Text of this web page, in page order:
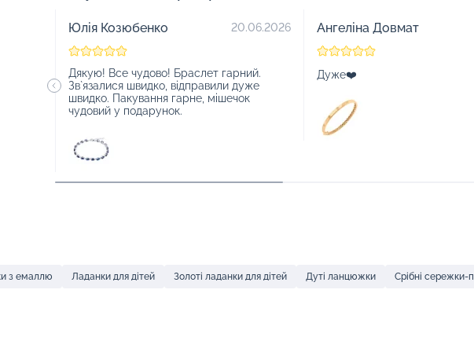
Юлія Козюбенко 20.06.2026
Дякую! Все чудово! Браслет гарний.
Зв`язалися швидко, відправили дуже
швидко. Пакування гарне, мішечок
чудовий у подарунок.
Ангеліна Довмат
Дуже❤️
з емаллю Ладанки для дітей Золоті ладанки для дітей Дуті ланцюжки Срібні сережки-